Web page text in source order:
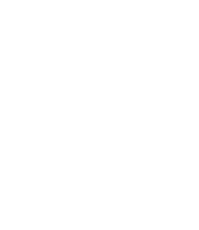
proyecciones de crecimiento económico
reducen sus proyecciones de
un crecimiento de 1.8% para este año, y